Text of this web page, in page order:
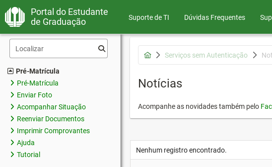
Portal do Estudante
de Graduação
Suporte de TI Dúvidas Frequentes
Pré-Matrícula
Pré-Matrícula
Enviar Foto
Acompanhar Situação
Reenviar Documentos
Imprimir Comprovantes
Ajuda
Tutorial
Serviços sem Autenticação
Notícias
Acompanhe as novidades também pelo
Nenhum registro encontrado.